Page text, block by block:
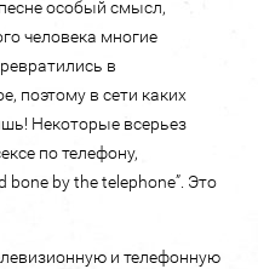
особый смысл,
человека многие
в
поэтому в сети каких
Некоторые всерьез
по телефону,
bone by the telephone”. Это
и телефонную